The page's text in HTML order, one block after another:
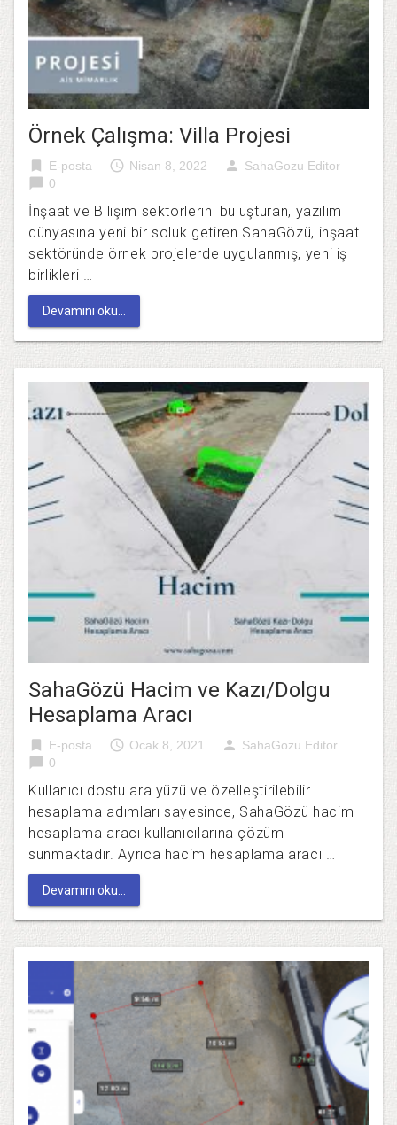
Örnek Çalışma: Villa Projesi
bookmark E-posta access_time Nisan 8, 2022 person SahaGozu Editor
chat_bubble 0
İnşaat ve Bilişim sektörlerini buluşturan, yazılım
dünyasına yeni bir soluk getiren SahaGözü, inşaat
sektöründe örnek projelerde uygulanmış, yeni iş
birlikleri …
Devamını oku...
SahaGözü Hacim ve Kazı/Dolgu
Hesaplama Aracı
E-posta access_time Ocak 8, 2021 person SahaGozu Editor
chat_bubble 0
Kullanıcı dostu ara yüzü ve özelleştirilebilir
hesaplama adımları sayesinde, SahaGözü hacim
hesaplama aracı kullanıcılarına çözüm
sunmaktadır. Ayrıca hacim hesaplama aracı …
Devamını oku...